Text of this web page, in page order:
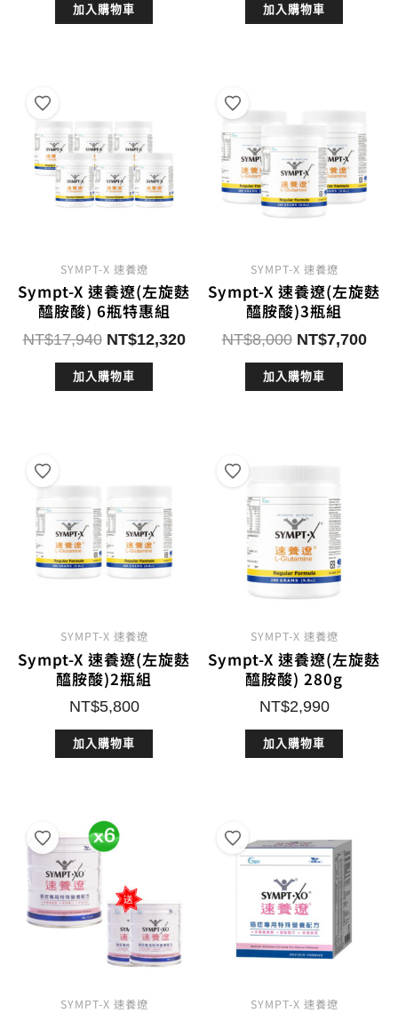
加入購物車 加入購物車
SYMPT-X 速養遼
Sympt-X 速養遼(左旋麩
醯胺酸) 6瓶特惠組
NT$17,940 原
始
價
NT$12,320目
加入購物車
SYMPT-X 速養遼
Sympt-X 速養遼(左旋麩
醯胺酸)3瓶組
NT$8,000 原
始
價
NT$7,700目
加入購物車
SYMPT-X 速養遼
Sympt-X 速養遼(左旋麩
醯胺酸)2瓶組
NT$5,800
加入購物車
SYMPT-X 速養遼
Sympt-X 速養遼(左旋麩
醯胺酸) 280g
NT$2,990
加入購物車
SYMPT-X 速養遼 SYMPT-X 速養遼